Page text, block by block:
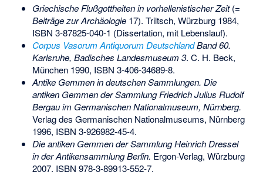
Griechische Flußgottheiten in vorhellenistischer Zeit(=
Beiträge zur Archäologie17). Triltsch, Würzburg 1984,
ISBN 3-87825-040-1 (Dissertation, mit Lebenslauf).
Corpus Vasorum Antiquorum DeutschlandBand 60.
Karlsruhe, Badisches Landesmuseum 3. C. H. Beck,
München 1990, ISBN 3-406-34689-8.
Antike Gemmen in deutschen Sammlungen. Die
antiken Gemmen der Sammlung Friedrich Julius Rudolf
Bergau im Germanischen Nationalmuseum, Nürnberg.
Verlag des Germanischen Nationalmuseums, Nürnberg
1996, ISBN 3-926982-45-4.
Die antiken Gemmen der Sammlung Heinrich Dressel
in der Antikensammlung Berlin. Ergon-Verlag, Würzburg
2007, ISBN 978-3-89913-552-7.